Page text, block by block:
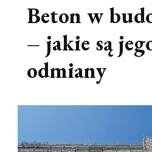
Beton w
– jakie są
odmiany